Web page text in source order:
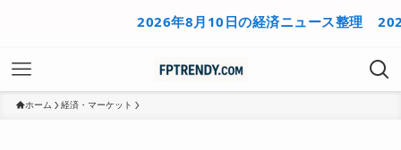
2026年8月10日の経済ニュース整理 2026年8月
ホーム 経済・マーケット